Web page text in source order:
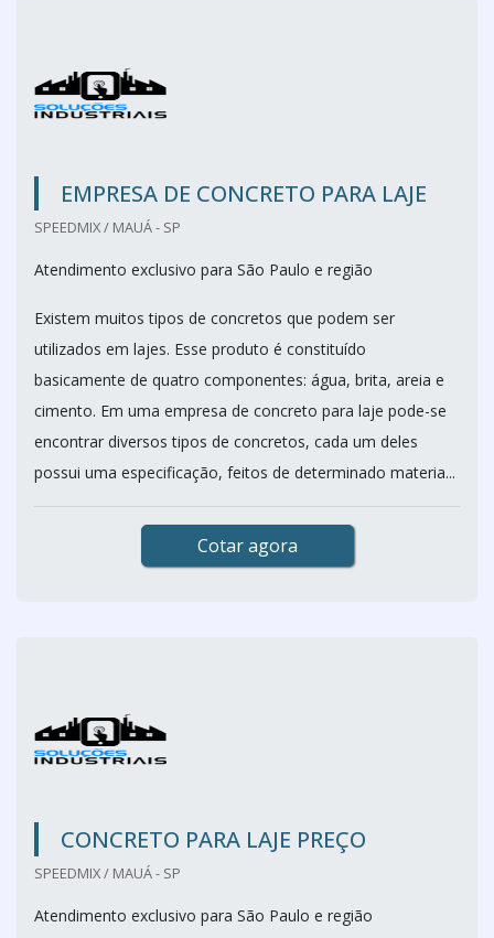
EMPRESA DE CONCRETO PARA LAJE
SPEEDMIX / MAUÁ - SP
Atendimento exclusivo para São Paulo e região
Existem muitos tipos de concretos que podem ser
utilizados em lajes. Esse produto é constituído
basicamente de quatro componentes: água, brita, areia e
cimento. Em uma empresa de concreto para laje pode-se
encontrar diversos tipos de concretos, cada um deles
possui uma especificação, feitos de determinado materia...
Cotar agora
CONCRETO PARA LAJE PREÇO
SPEEDMIX / MAUÁ - SP
Atendimento exclusivo para São Paulo e região